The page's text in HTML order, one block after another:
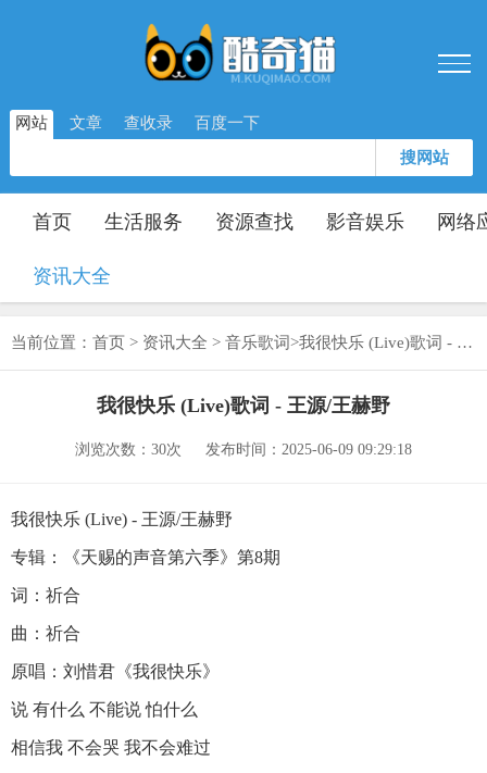
网站 文章 查收录 百度一下
搜网站
首页 生活服务 资源查找 影音娱乐 网络
资讯大全
当前位置： 首页 > 资讯大全 > 音乐歌词>我很快乐 (Live)歌词 - 王源/王赫野
我很快乐 (Live)歌词 - 王源/王赫野
浏览次数：30次 发布时间：2025-06-09 09:29:18
我很快乐 (Live) - 王源/王赫野
专辑：《天赐的声音第六季》第8期
词：祈合
曲：祈合
原唱：刘惜君《我很快乐》
说 有什么 不能说 怕什么
相信我 不会哭 我不会难过